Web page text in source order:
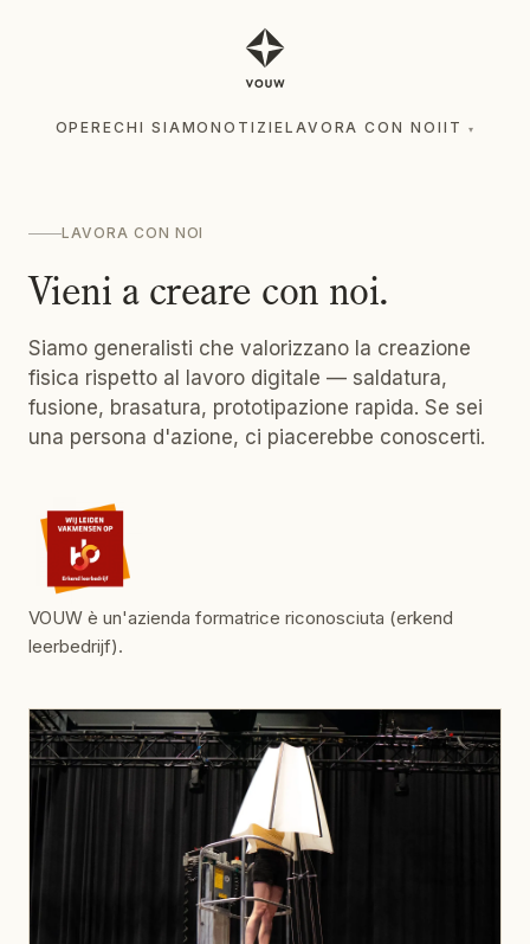
OPERECHI SIAMONOTIZIELAVORA CON NOI IT ▾
LAVORA CON NOI
Vieni a creare con noi.
Siamo generalisti che valorizzano la creazione
fisica rispetto al lavoro digitale — saldatura,
fusione, brasatura, prototipazione rapida. Se sei
una persona d'azione, ci piacerebbe conoscerti.
VOUW è un'azienda formatrice riconosciuta (erkend
leerbedrijf).